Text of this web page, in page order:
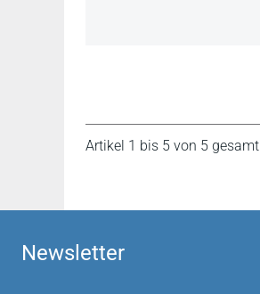
Artikel 1 bis 5 von 5 gesamt
Newsletter